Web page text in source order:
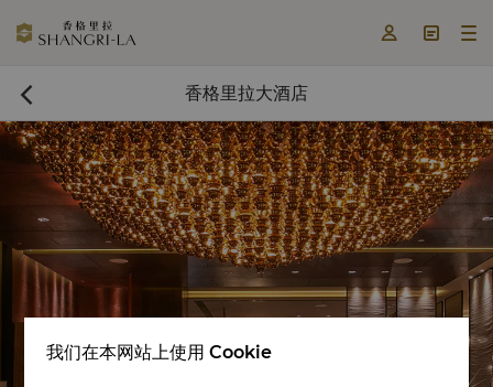
  
 香格里拉大酒店
我们在本网站上使用 Cookie